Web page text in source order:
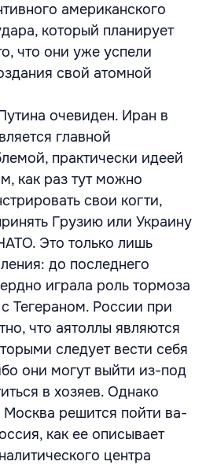
американского
который планирует
что они уже успели
свой атомной
очевиден. Иран в
главной
практически идеей
как раз тут можно
свои когти,
Грузию или Украину
Это только лишь
до последнего
играла роль тормоза
Тегераном. России при
что аятоллы являются
следует вести себя
они могут выйти из-под
в хозяев. Однако
Москва решится пойти ва-
как ее описывает
центра